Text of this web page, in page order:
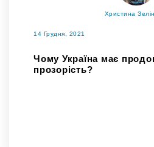
Христина
14 Грудня, 2021
Чому Україна має
прозорість?